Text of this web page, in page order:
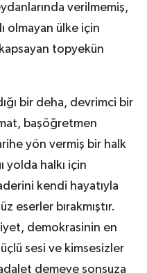
verilmemiş,
olmayan ülke için
topyekün
bir deha, devrimci bir
başöğretmen
yön vermiş bir halk
yolda halkı için
kendi hayatıyla
eserler bırakmıştır.
demokrasinin en
sesi ve kimsesizler
demeye sonsuza